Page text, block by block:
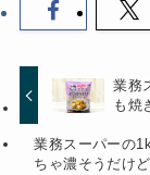
業務
も焼
業務スーパーの
ちゃ濃そうだけ